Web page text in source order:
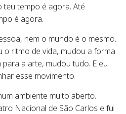
teu tempo é agora. Até
é agora.
nem o mundo é o mesmo.
o ritmo de vida, mudou a forma
a arte, mudou tudo. E eu
esse movimento.
ambiente muito aberto.
Nacional de São Carlos e fui